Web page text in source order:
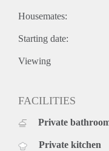
Housemates:
Starting date:
Viewing
FACILITIES
Private
Private kitchen